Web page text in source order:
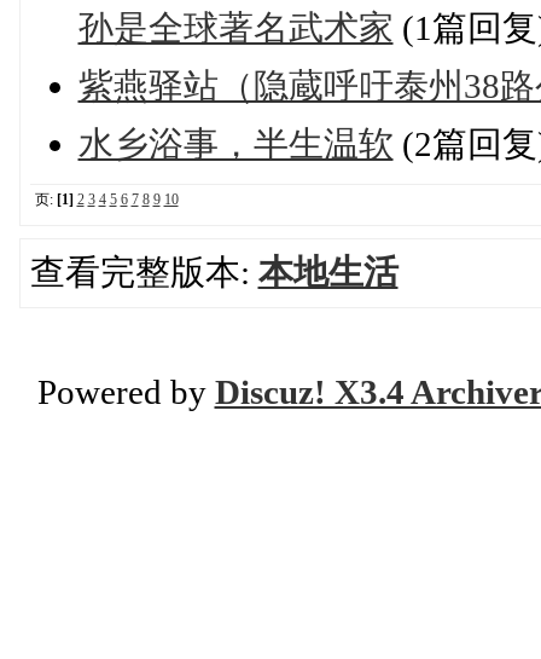
孙是全球著名武术家 (1篇回
紫燕驿站（隐蔵呼吁泰州38
水乡浴事，半生温软 (2篇回
页: [1] 2 3 4 5 6 7 8 9 10
查看完整版本: 本地生活
Powered by Discuz! X3.4